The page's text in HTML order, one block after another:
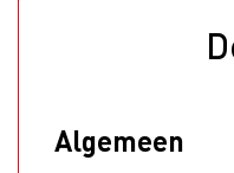
Algemeen